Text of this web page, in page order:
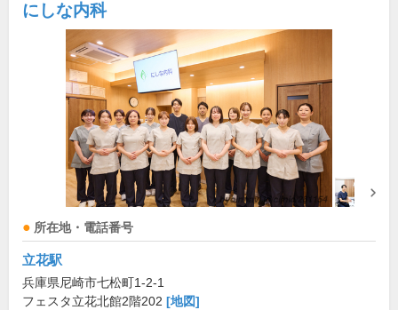
にしな内科
所在地・電話番号
立花駅
兵庫県尼崎市七松町1-2-1
フェスタ立花北館2階202 [地図]